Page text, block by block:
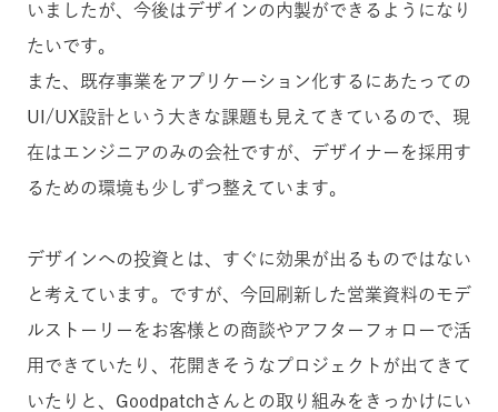
いましたが、今後はデザインの内製ができるようになり
たいです。
また、既存事業をアプリケーション化するにあたっての
UI/UX設計という大きな課題も見えてきているので、現
在はエンジニアのみの会社ですが、デザイナーを採用す
るための環境も少しずつ整えています。
デザインへの投資とは、すぐに効果が出るものではない
と考えています。ですが、今回刷新した営業資料のモデ
ルストーリーをお客様との商談やアフターフォローで活
用できていたり、花開きそうなプロジェクトが出てきて
いたりと、Goodpatchさんとの取り組みをきっかけにい